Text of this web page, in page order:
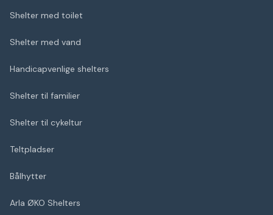
Shelter med toilet
Shelter med vand
Handicapvenlige shelters
Shelter til familier
Shelter til cykeltur
Teltpladser
Bålhytter
Arla ØKO Shelters